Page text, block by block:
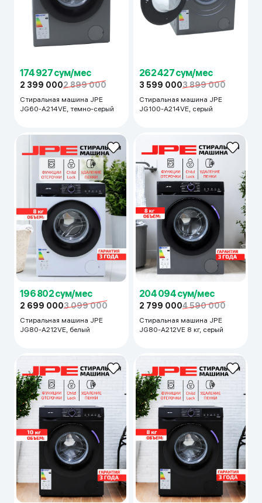
174 927 сум/мес
2 399 0002 899 000
Стиральная машина JPE
JG60-A214VE, темно-серый
262 427 сум/мес
3 599 0003 899 000
Стиральная машина JPE
JG100-A214VE, серый
196 802 сум/мес
2 699 0003 099 000
Стиральная машина JPE
JG80-A212VE, белый
204 094 сум/мес
2 799 0004 590 000
Стиральная машина JPE
JG80-A212VE 8 кг, серый